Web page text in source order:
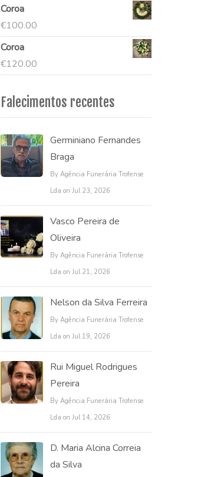
Coroa
€100.00
Coroa
€120.00
Falecimentos recentes
Germiniano Fernandes
Braga
By Agência Funerária Trofense
Lda on Jul 23, 2026
Vasco Pereira de
Oliveira
By Agência Funerária Trofense
Lda on Jul 21, 2026
Nelson da Silva Ferreira
By Agência Funerária Trofense
Lda on Jul 19, 2026
Rui Miguel Rodrigues
Pereira
By Agência Funerária Trofense
Lda on Jul 14, 2026
D. Maria Alcina Correia
da Silva